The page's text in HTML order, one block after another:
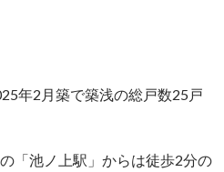
年2月築で築浅の総戸数25戸
「池ノ上駅」からは徒歩2分の